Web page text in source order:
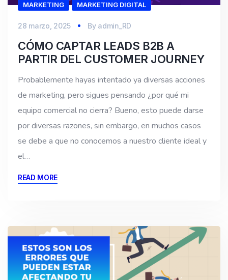
MARKETING MARKETING DIGITAL
28 marzo, 2025 By admin_RD
CÓMO CAPTAR LEADS B2B A
PARTIR DEL CUSTOMER JOURNEY
Probablemente hayas intentado ya diversas acciones
de marketing, pero sigues pensando ¿por qué mi
equipo comercial no cierra? Bueno, esto puede darse
por diversas razones, sin embargo, en muchos casos
se debe a que no conocemos a nuestro cliente ideal y
el…
READ MORE